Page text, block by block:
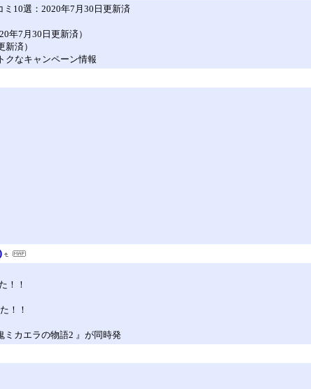
10選：2020年7月30日更新済
年7月30日更新済）
済）
クなキャンペーン情報
！！
！！
ミカエラの物語2 』が同時発